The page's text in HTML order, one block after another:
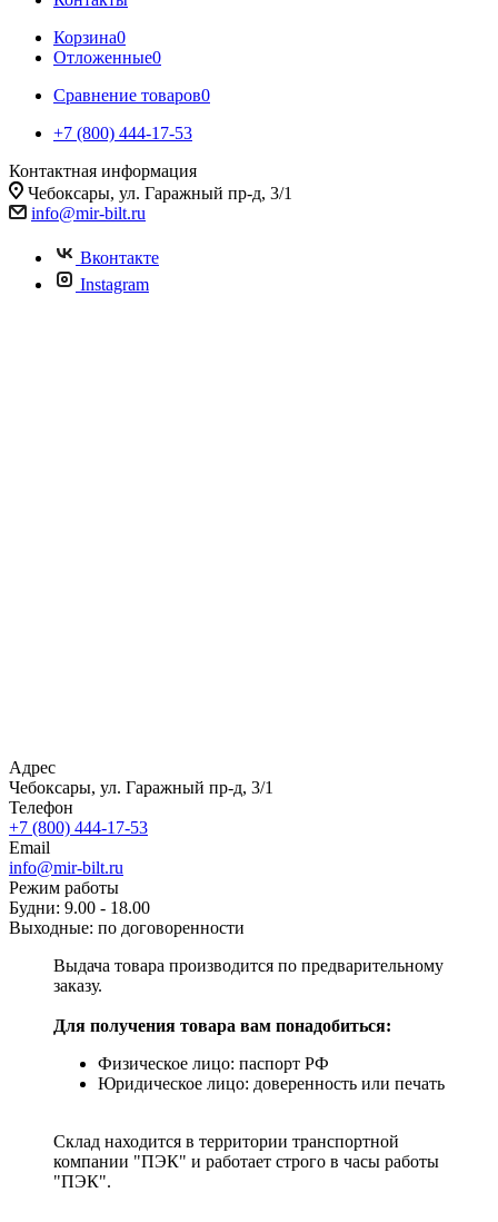
Корзина0
Отложенные0
Сравнение товаров0
+7 (800) 444-17-53
Контактная информация
Чебоксары, ул. Гаражный пр-д, 3/1
info@mir-bilt.ru
Вконтакте
Instagram
Адрес
Чебоксары, ул. Гаражный пр-д, 3/1
Телефон
+7 (800) 444-17-53
Email
info@mir-bilt.ru
Режим работы
Будни: 9.00 - 18.00
Выходные: по договоренности
Выдача товара производится по предварительному
заказу.
Для получения товара вам понадобиться:
Физическое лицо: паспорт РФ
Юридическое лицо: доверенность или печать
Склад находится в территории транспортной
компании "ПЭК" и работает строго в часы работы
"ПЭК".